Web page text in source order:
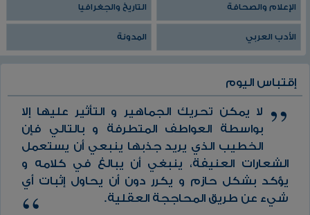
الإعلام والصحافة التاريخ والجغرافيا
الأدب العربي المدونة
إقتباس اليوم
لا يمكن تحريك الجماهير و التأثير عليها إلا
بواسطة العواطف المتطرفة و بالتالي فإن
الخطيب الذي يريد جذبها ينبعي أن يستعمل
الشعارات العنيفة، ينبغي أن يبالغ في كلامه و
يؤكد بشكل حازم و يكرر دون أن يحاول إثبات أي
شيء عن طريق المحاججة العقلية.